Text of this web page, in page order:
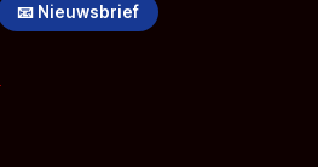
📧 Nieuwsbrief